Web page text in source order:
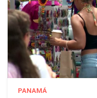
PANAMÁ